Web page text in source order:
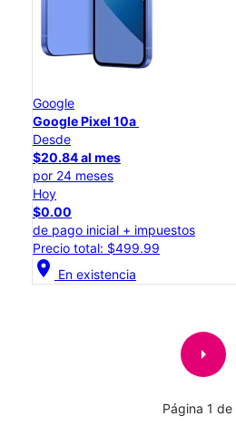
Google
Google Pixel 10a
Desde
$20.84 al mes
por 24 meses
Hoy
$0.00
de pago inicial + impuestos
Precio total: $499.99
location_on En existencia
arrow_right
Página 1 de